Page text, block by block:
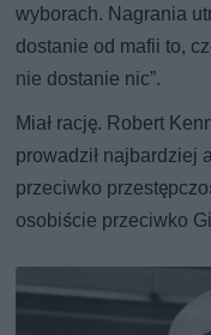
wyborach. Nagrania
dostanie od mafii to,
nie dostanie nic”.
Miał rację. Robert
prowadził najbardziej
przeciwko
osobiście przeciwko